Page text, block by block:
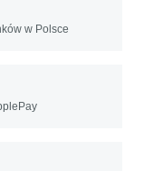
w Polsce